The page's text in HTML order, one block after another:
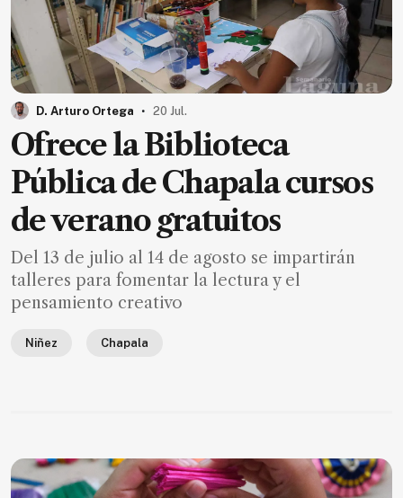
D. Arturo Ortega . 20 Jul.
Ofrece la Biblioteca
Pública de Chapala cursos
de verano gratuitos
Del 13 de julio al 14 de agosto se impartirán
talleres para fomentar la lectura y el
pensamiento creativo
Niñez Chapala